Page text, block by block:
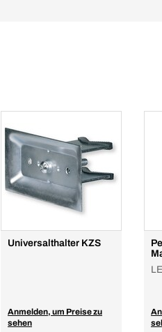
Universalthalter KZS
Anmelden, um Preise zu
sehen